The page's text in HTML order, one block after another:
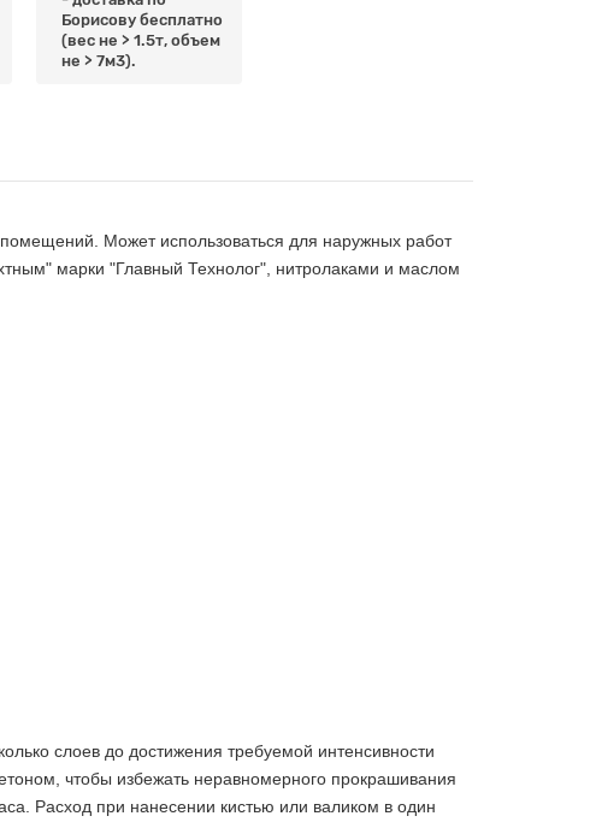
Борисову бесплатно
(вес не > 1.5т, объем
не > 7м3).
Может использоваться для наружных работ
марки "Главный Технолог", нитролаками и маслом
слоeв до достижения требуемой интенсивности
чтобы избежать неравномерного прокрашивания
Расход при нанесении кистью или валиком в один